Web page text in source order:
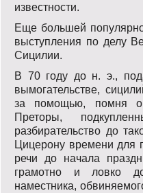
известности.
Еще большей
выступления по делу
Сицилии.
В 70 году до н. э.,
вымогательстве,
за помощью, помня о
Преторы,
разбирательство до
Цицерону времени для
речи до начала
грамотно и ловко
наместника,